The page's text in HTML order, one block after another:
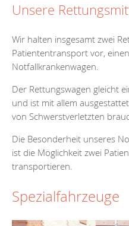
Unsere
Wir halten insgesamt zwei
Patiententransport vor,
Notfallkrankenwagen.
Der Rettungswagen gleicht
und ist mit allem
von Schwerstverletzten
Die Besonderheit unseres
ist die Möglichkeit zwei
transportieren.
Spezialfahrzeuge